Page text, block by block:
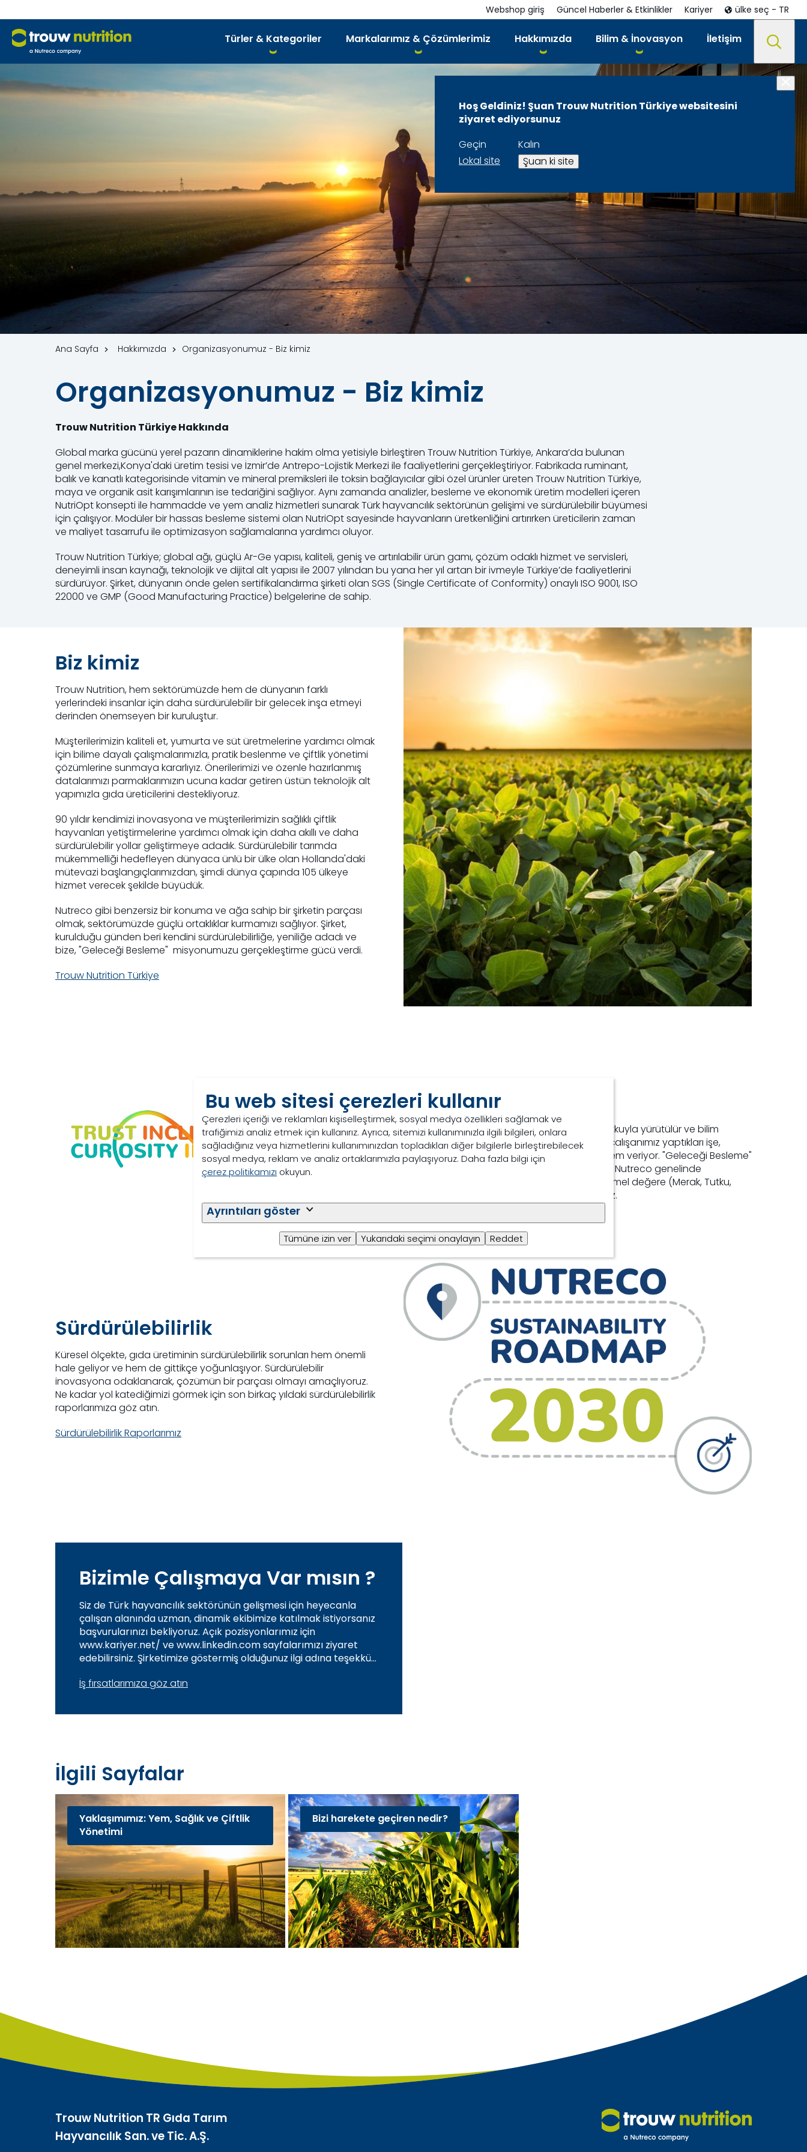
Bu web sitesi çerezleri kullanır
Çerezleri içeriği ve reklamları kişiselleştirmek, sosyal medya özellikleri sağlamak ve
trafiğimizi analiz etmek için kullanırız. Ayrıca, sitemizi kullanımınızla ilgili bilgileri, onlara
sağladığınız veya hizmetlerini kullanımınızdan topladıkları diğer bilgilerle birleştirebilecek
sosyal medya, reklam ve analiz ortaklarımızla paylaşıyoruz. Daha fazla bilgi için
çerez politikamızı okuyun.
Ayrıntıları göster
Tümüne izin ver Yukarıdaki seçimi onaylayın Reddet
Türler & Kategoriler Markalarımız & Çözümlerimiz Hakkımızda Bilim & İnovasyon İletişim
Webshop giriş Güncel Haberler & Etkinlikler Kariyer ülke seç - TR
Hoş Geldiniz! Şuan Trouw Nutrition Türkiye websitesini
ziyaret ediyorsunuz
Geçin
Lokal site
Kalın
Şuan ki site
Ana Sayfa Hakkımızda Organizasyonumuz - Biz kimiz
Organizasyonumuz - Biz kimiz
Trouw Nutrition Türkiye Hakkında
Global marka gücünü yerel pazarın dinamiklerine hakim olma yetisiyle birleştiren Trouw Nutrition Türkiye, Ankara’da bulunan
genel merkezi,Konya'daki üretim tesisi ve İzmir’de Antrepo-Lojistik Merkezi ile faaliyetlerini gerçekleştiriyor. Fabrikada ruminant,
balık ve kanatlı kategorisinde vitamin ve mineral premiksleri ile toksin bağlayıcılar gibi özel ürünler üreten Trouw Nutrition Türkiye,
maya ve organik asit karışımlarının ise tedariğini sağlıyor. Aynı zamanda analizler, besleme ve ekonomik üretim modelleri içeren
NutriOpt konsepti ile hammadde ve yem analiz hizmetleri sunarak Türk hayvancılık sektörünün gelişimi ve sürdürülebilir büyümesi
için çalışıyor. Modüler bir hassas besleme sistemi olan NutriOpt sayesinde hayvanların üretkenliğini artırırken üreticilerin zaman
ve maliyet tasarrufu ile optimizasyon sağlamalarına yardımcı oluyor.
Trouw Nutrition Türkiye; global ağı, güçlü Ar-Ge yapısı, kaliteli, geniş ve artırılabilir ürün gamı, çözüm odaklı hizmet ve servisleri,
deneyimli insan kaynağı, teknolojik ve dijital alt yapısı ile 2007 yılından bu yana her yıl artan bir ivmeyle Türkiye’de faaliyetlerini
sürdürüyor. Şirket, dünyanın önde gelen sertifikalandırma şirketi olan SGS (Single Certificate of Conformity) onaylı ISO 9001, ISO
22000 ve GMP (Good Manufacturing Practice) belgelerine de sahip.
Biz kimiz
Trouw Nutrition, hem sektörümüzde hem de dünyanın farklı
yerlerindeki insanlar için daha sürdürülebilir bir gelecek inşa etmeyi
derinden önemseyen bir kuruluştur.
Müşterilerimizin kaliteli et, yumurta ve süt üretmelerine yardımcı olmak
için bilime dayalı çalışmalarımızla, pratik beslenme ve çiftlik yönetimi
çözümlerine sunmaya kararlıyız. Önerilerimizi ve özenle hazırlanmış
datalarımızı parmaklarımızın ucuna kadar getiren üstün teknolojik alt
yapımızla gıda üreticilerini destekliyoruz.
90 yıldır kendimizi inovasyona ve müşterilerimizin sağlıklı çiftlik
hayvanları yetiştirmelerine yardımcı olmak için daha akıllı ve daha
sürdürülebilir yollar geliştirmeye adadık. Sürdürülebilir tarımda
mükemmelliği hedefleyen dünyaca ünlü bir ülke olan Hollanda'daki
mütevazi başlangıçlarımızdan, şimdi dünya çapında 105 ülkeye
hizmet verecek şekilde büyüdük.
Nutreco gibi benzersiz bir konuma ve ağa sahip bir şirketin parçası
olmak, sektörümüzde güçlü ortaklıklar kurmamızı sağlıyor. Şirket,
kurulduğu günden beri kendini sürdürülebilirliğe, yeniliğe adadı ve
bize, "Geleceği Besleme" misyonumuzu gerçekleştirme gücü verdi.
Trouw Nutrition Türkiye
Değerlerimiz
Trouw Nutrition'da yaptığımız her şey tutkuyla yürütülür ve bilim
tarafından desteklenir. 8.000'den fazla çalışanımız yaptıkları işe,
birbirlerine ve çalıştıkları çevreye çok önem veriyor. "Geleceği Besleme"
ortak misyonumuzu yerine getirmek için, Nutreco genelinde
benimsenen, açıkça tanımlanmış beş temel değere (Merak, Tutku,
Güven, Kapsayıcılık ve Dürüstlük) bağlıyız.
Sürdürülebilirlik
Küresel ölçekte, gıda üretiminin sürdürülebilirlik sorunları hem önemli
hale geliyor ve hem de gittikçe yoğunlaşıyor. Sürdürülebilir
inovasyona odaklanarak, çözümün bir parçası olmayı amaçlıyoruz.
Ne kadar yol katediğimizi görmek için son birkaç yıldaki sürdürülebilirlik
raporlarımıza göz atın.
Sürdürülebilirlik Raporlarımız
Bizimle Çalışmaya Var mısın ?
Siz de Türk hayvancılık sektörünün gelişmesi için heyecanla
çalışan alanında uzman, dinamik ekibimize katılmak istiyorsanız
başvurularınızı bekliyoruz. Açık pozisyonlarımız için
www.kariyer.net/ ve www.linkedin.com sayfalarımızı ziyaret
edebilirsiniz. Şirketimize göstermiş olduğunuz ilgi adına teşekkür
İş fırsatlarımıza göz atın
İlgili Sayfalar
Yaklaşımımız: Yem, Sağlık ve Çiftlik
Yönetimi
Bizi harekete geçiren nedir?
Trouw Nutrition TR Gıda Tarım
Hayvancılık San. ve Tic. A.Ş.